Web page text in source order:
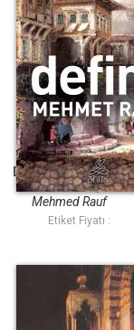
Define (Antik Dünya
Klasikleri)
Mehmed Rauf
Etiket Fiyatı :